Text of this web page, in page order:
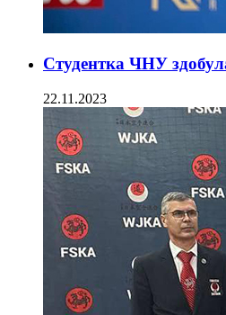
Студентка ЧНУ
22.11.2023